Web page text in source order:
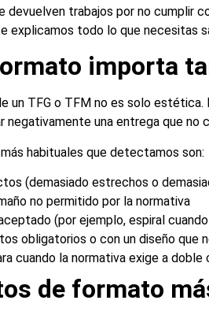
devuelven trabajos por no cumplir
explicamos todo lo que necesitas
importa
un TFG o TFM no es solo
negativamente una entrega que
habituales que detectamos son:
(demasiado estrechos o
no permitido por la normativa
(por ejemplo, espiral
obligatorios o con un diseño que
cuando la normativa exige a doble
de formato